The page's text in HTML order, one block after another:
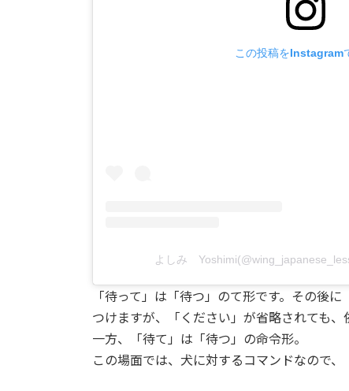
この投稿をInstagram
よしみ
「待って」は「待つ」のて形です。その後
つけますが、「ください」が省略されても、
一方、「待て」は「待つ」の命令形。
この場面では、犬に対するコマンドなので、